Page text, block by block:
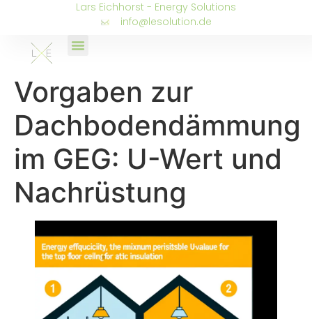
Lars Eichhorst - Energy Solutions
info@lesolution.de
Vorgaben zur
Dachbodendämmung
im GEG: U-Wert und
Nachrüstung